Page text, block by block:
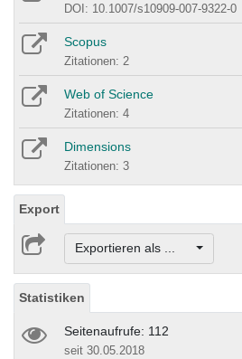
DOI: 10.1007/s10909-007-9322-0
Scopus
Zitationen: 2
Web of Science
Zitationen: 4
Dimensions
Zitationen: 3
Export
Exportieren als ...
Statistiken
Seitenaufrufe: 112
seit 30.05.2018